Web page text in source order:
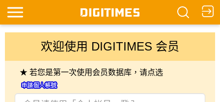
欢迎使用 DIGITIMES 会员
★ 若您是第一次使用会员数据库，请点选